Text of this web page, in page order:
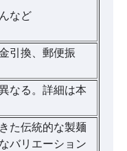
など
引換、郵便振
なる。詳細は本
た伝統的な製麺
バリエーション